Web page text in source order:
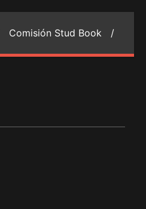
Comisión Stud Book /